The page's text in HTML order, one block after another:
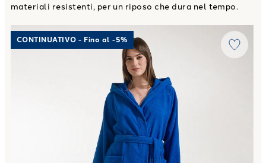
materiali resistenti, per un riposo che dura nel tempo.
Link to "Accappatoio con Cappuccio microspugna in
CONTINUATIVO - Fino al -5%